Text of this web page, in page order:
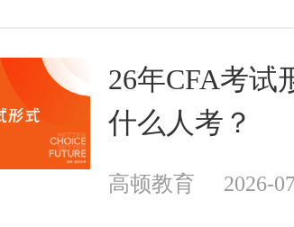
26年CFA考试
什么人考？
高顿教育 2026-